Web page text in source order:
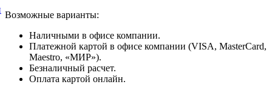
Возможные варианты:
Наличными в офисе компании.
Платежной картой в офисе компании (VISA, MasterCard,
Maestro, «МИР»).
Безналичный расчет.
Оплата картой онлайн.